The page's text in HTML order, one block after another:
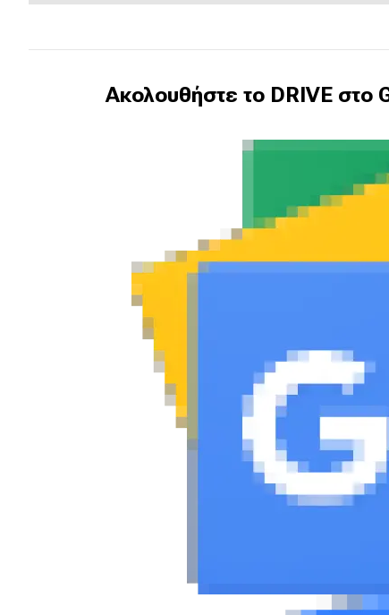
Ακολουθήστε το DRIVE στο